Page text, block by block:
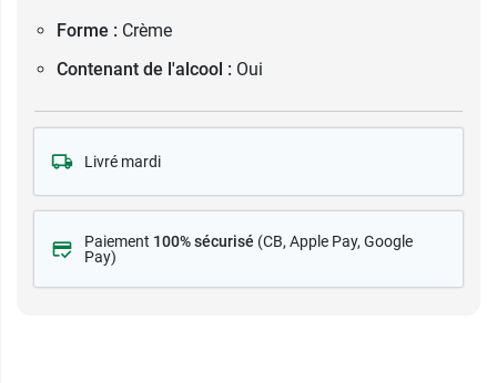
Forme : Crème
Contenant de l'alcool : Oui
Livré mardi
Paiement 100% sécurisé (CB, Apple Pay, Google
Pay)